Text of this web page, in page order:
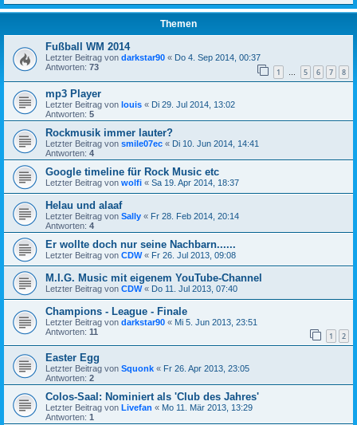
Themen
Fußball WM 2014
Letzter Beitrag von darkstar90 « Do 4. Sep 2014, 00:37
Antworten: 73 1 … 5 6 7 8
mp3 Player
Letzter Beitrag von louis « Di 29. Jul 2014, 13:02
Antworten: 5
Rockmusik immer lauter?
Letzter Beitrag von smile07ec « Di 10. Jun 2014, 14:41
Antworten: 4
Google timeline für Rock Music etc
Letzter Beitrag von wolfi « Sa 19. Apr 2014, 18:37
Helau und alaaf
Letzter Beitrag von Sally « Fr 28. Feb 2014, 20:14
Antworten: 4
Er wollte doch nur seine Nachbarn......
Letzter Beitrag von CDW« Fr 26. Jul 2013, 09:08
M.I.G. Music mit eigenem YouTube-Channel
Letzter Beitrag von CDW« Do 11. Jul 2013, 07:40
Champions - League - Finale
Letzter Beitrag von darkstar90 « Mi 5. Jun 2013, 23:51
Antworten: 11 1 2
Easter Egg
Letzter Beitrag von Squonk « Fr 26. Apr 2013, 23:05
Antworten: 2
Colos-Saal: Nominiert als 'Club des Jahres'
Letzter Beitrag von Livefan « Mo 11. Mär 2013, 13:29
Antworten: 1